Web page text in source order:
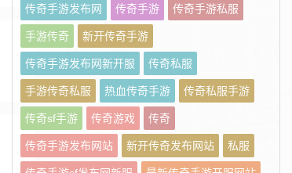
传奇手游发布网 传奇手游 传奇手游私服
手游传奇 新开传奇手游
传奇手游发布网新开服 传奇私服
手游传奇私服 热血传奇手游 传奇私服手游
传奇sf手游 传奇游戏 传奇
传奇手游发布网站 新开传奇发布网站 私服